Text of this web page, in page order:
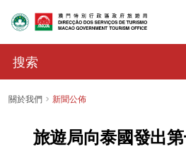
關於我們 新聞公佈
旅遊局向泰國發出